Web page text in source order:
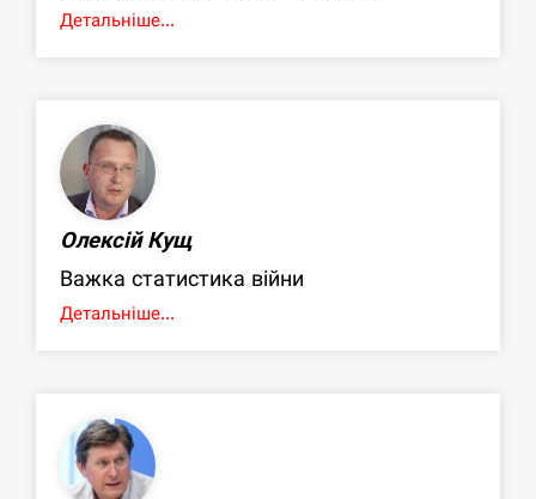
Детальніше...
Олексій Кущ
Важка статистика війни
Детальніше...